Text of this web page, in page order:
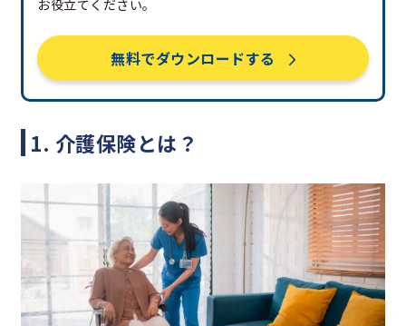
お役立てください。
無料でダウンロードする
1. 介護保険とは？